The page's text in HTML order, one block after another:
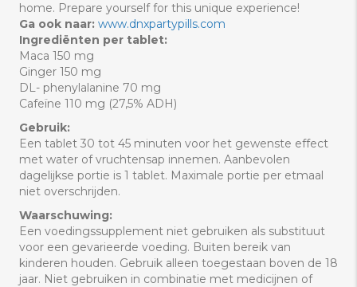
home. Prepare yourself for this unique experience!
Ga ook naar: www.dnxpartypills.com
Ingrediënten per tablet:
Maca 150 mg
Ginger 150 mg
DL- phenylalanine 70 mg
Cafeïne 110 mg (27,5% ADH)
Gebruik:
Een tablet 30 tot 45 minuten voor het gewenste effect
met water of vruchtensap innemen. Aanbevolen
dagelijkse portie is 1 tablet. Maximale portie per etmaal
niet overschrijden.
Waarschuwing:
Een voedingssupplement niet gebruiken als substituut
voor een gevarieerde voeding. Buiten bereik van
kinderen houden. Gebruik alleen toegestaan boven de 18
jaar. Niet gebruiken in combinatie met medicijnen of